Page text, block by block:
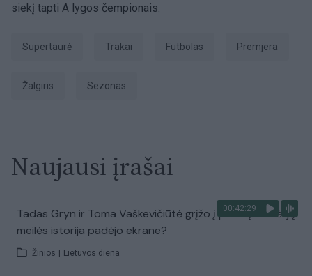
siekį tapti A lygos čempionais.
supertaurė Trakai Futbolas premjera
Žalgiris sezonas
Naujausi įrašai
00:42:29
Tadas Gryn ir Toma Vaškevičiūtė grįžo į praeitį: kodėl jų
meilės istorija padėjo ekrane?
Žinios Lietuvos diena